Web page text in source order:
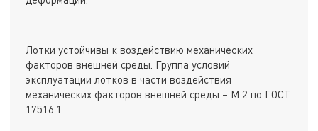
Лотки устойчивы к воздействию механических
факторов внешней среды. Группа условий
эксплуатации лотков в части воздействия
механических факторов внешней среды – М 2 по ГОСТ
17516.1